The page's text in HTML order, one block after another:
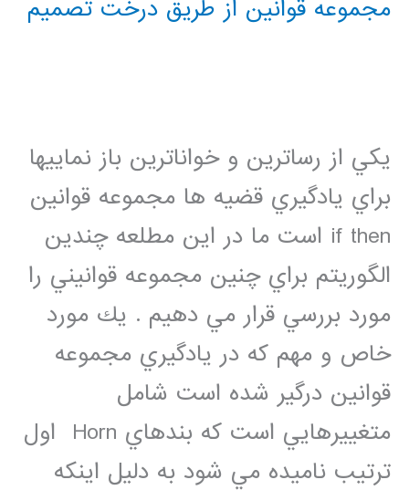
مجموعه قوانين از طريق درخت تصميم
يكي از رساترين و خواناترين باز نماييها
براي يادگيري قضيه ها مجموعه قوانين
if then است ما در اين مطلعه چندين
الگوريتم براي چنين مجموعه قوانيني را
مورد بررسي قرار مي دهيم . يك مورد
خاص و مهم كه در يادگيري مجموعه
قوانين درگير شده است شامل
متغييرهايي است كه بندهاي Horn اول
ترتيب ناميده مي شود به دليل اينكه